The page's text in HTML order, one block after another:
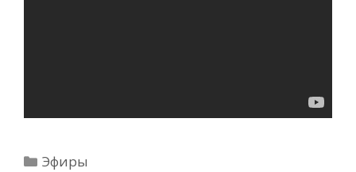
Рубрики
Эфиры